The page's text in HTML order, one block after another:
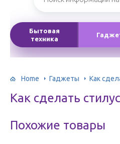
Бытовая
техника
Home Гаджеты Как
Как сделать
Похожие товары